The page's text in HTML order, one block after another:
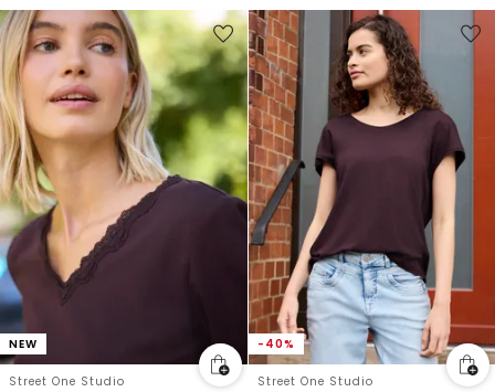
NEW
Street One Studio
-40%
Street One Studio